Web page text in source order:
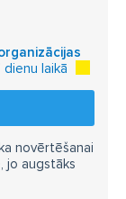
laikā
novērtēšanai
jo augstāks